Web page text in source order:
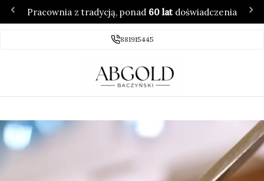
Pracownia z tradycją, ponad 60 latdoświadczenia
881915445